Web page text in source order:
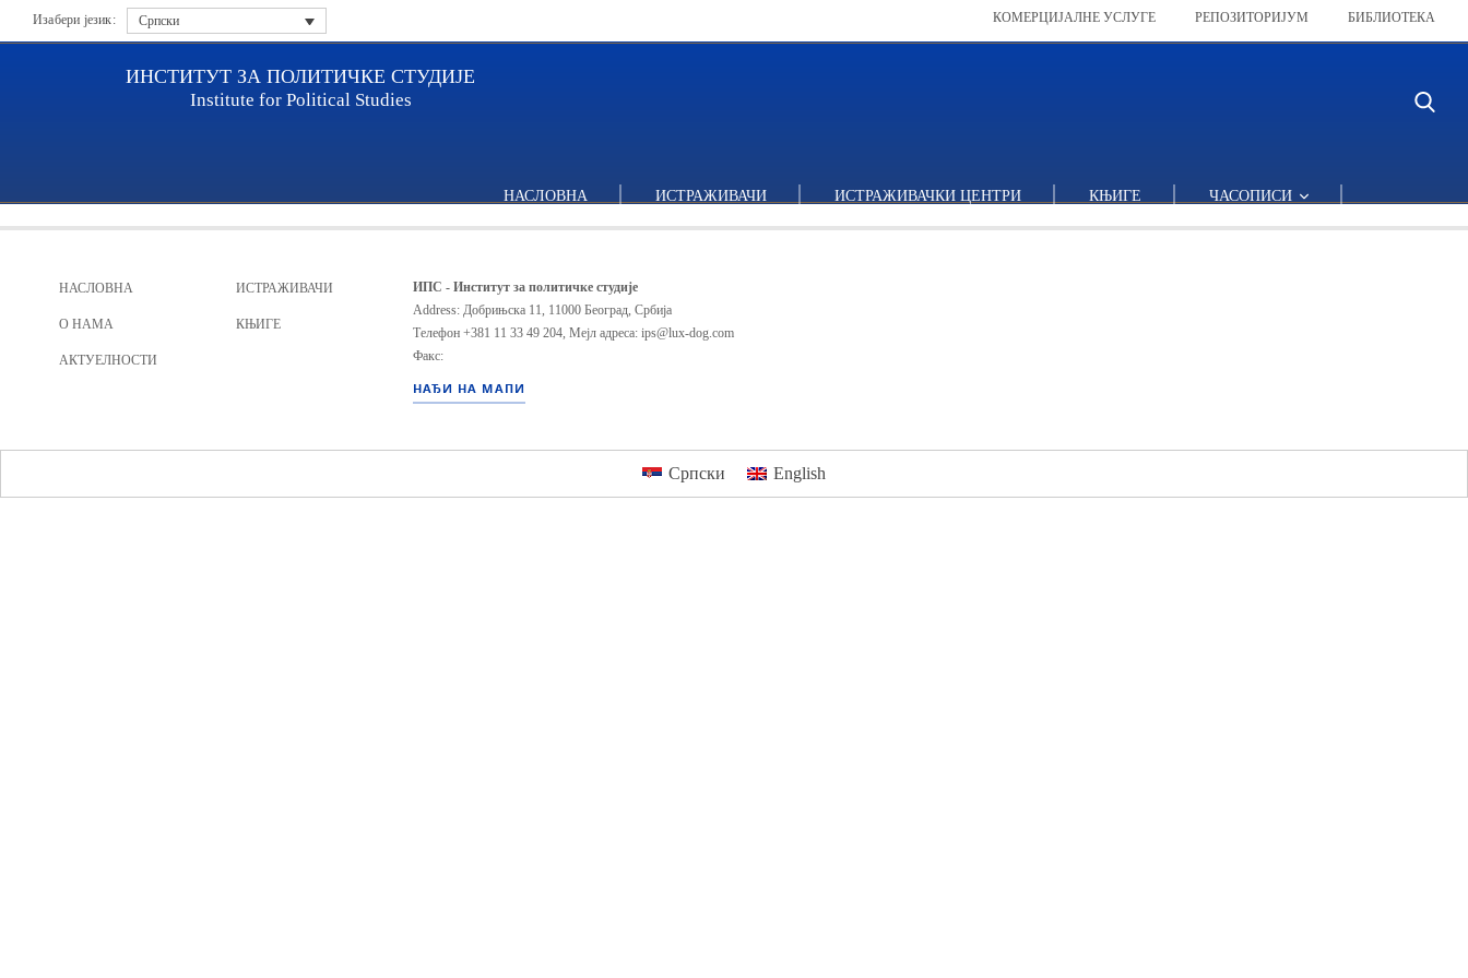
Изабери језик: Српски КОМЕРЦИЈАЛНЕ УСЛУГЕ РЕПОЗИТОРИЈУМ БИБЛИОТЕКА
ИНСТИТУТ ЗА ПОЛИТИЧКЕ СТУДИЈЕ
Institute for Political Studies
НАСЛОВНА ИСТРАЖИВАЧИ ИСТРАЖИВАЧКИ ЦЕНТРИ КЊИГЕ ЧАСОПИСИ
НАСЛОВНА
О НАМА
АКТУЕЛНОСТИ
ИСТРАЖИВАЧИ
КЊИГЕ
ИПС - Институт за политичке студије
Address: Добрињска 11, 11000 Београд, Србија
Телефон +381 11 33 49 204, Мејл адреса: ips@lux-dog.com
Факс:
НАЂИ НА МАПИ
Српски English